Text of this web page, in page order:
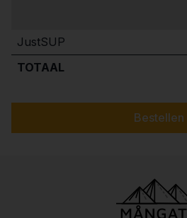
JustSUP
TOTAAL
Bestellen